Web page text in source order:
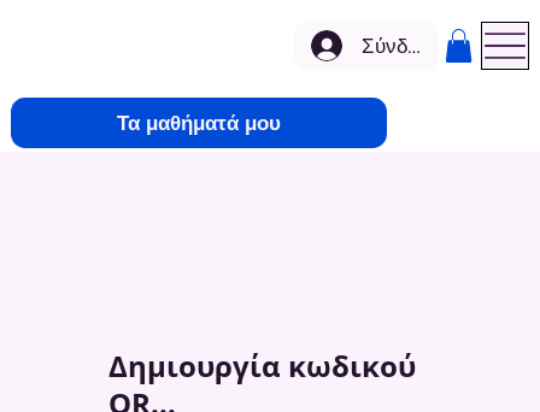
Τα μαθήματά μου
Σύνδεση
Δημιουργία κωδικού
QR...